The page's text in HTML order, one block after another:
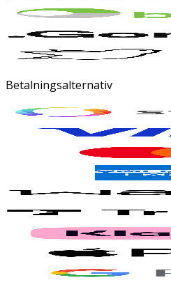
Betalningsalternativ